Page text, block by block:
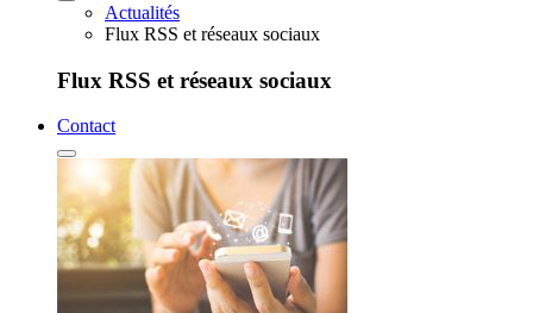
Actualités
Flux RSS et réseaux sociaux
Flux RSS et réseaux sociaux
Contact